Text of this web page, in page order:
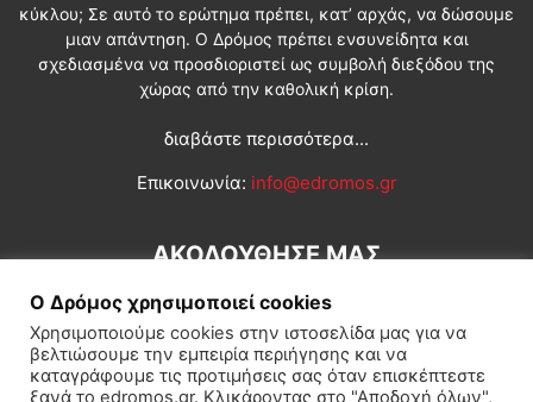
κύκλου; Σε αυτό το ερώτημα πρέπει, κατ’ αρχάς, να δώσουμε
μιαν απάντηση. Ο Δρόμος πρέπει ενσυνείδητα και
σχεδιασμένα να προσδιοριστεί ως συμβολή διεξόδου της
χώρας από την καθολική κρίση.
διαβάστε περισσότερα...
Επικοινωνία: info@edromos.gr
ΑΚΟΛΟΥΘΗΣΕ ΜΑΣ
Ο Δρόμος χρησιμοποιεί cookies
Χρησιμοποιούμε cookies στην ιστοσελίδα μας για να
βελτιώσουμε την εμπειρία περιήγησης και να
καταγράφουμε τις προτιμήσεις σας όταν επισκέπτεστε
ξανά το edromos.gr. Κλικάροντας στο "Αποδοχή όλων",